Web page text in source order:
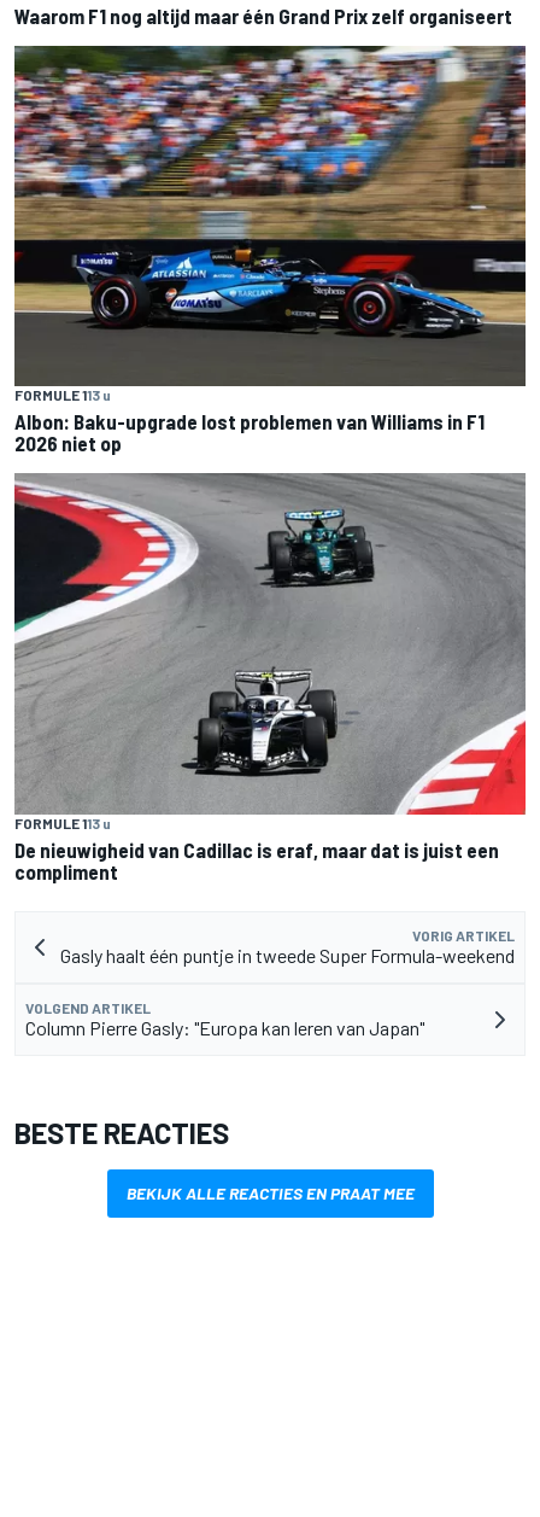
Waarom F1 nog altijd maar één Grand Prix zelf organiseert
FORMULE 113 u
Albon: Baku-upgrade lost problemen van Williams in F1
2026 niet op
FORMULE 113 u
De nieuwigheid van Cadillac is eraf, maar dat is juist een
compliment
VORIG ARTIKEL
Gasly haalt één puntje in tweede Super Formula-weekend
VOLGEND ARTIKEL
Column Pierre Gasly: "Europa kan leren van Japan"
BESTE REACTIES
BEKIJK ALLE REACTIES EN PRAAT MEE